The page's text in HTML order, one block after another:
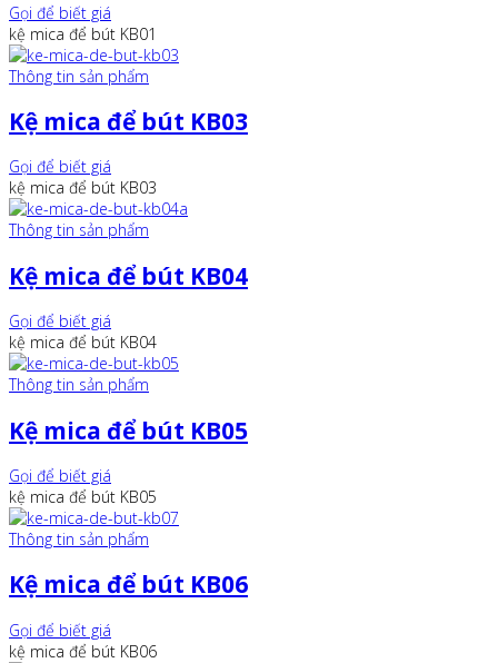
Gọi để biết giá
kệ mica để bút KB01
Thông tin sản phẩm
Kệ mica để bút KB03
Gọi để biết giá
kệ mica để bút KB03
Thông tin sản phẩm
Kệ mica để bút KB04
Gọi để biết giá
kệ mica để bút KB04
Thông tin sản phẩm
Kệ mica để bút KB05
Gọi để biết giá
kệ mica để bút KB05
Thông tin sản phẩm
Kệ mica để bút KB06
Gọi để biết giá
kệ mica để bút KB06